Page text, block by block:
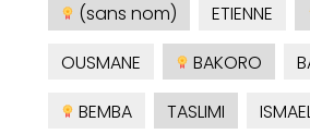
(sans nom)
ETIENNE
OUSMANE
BAKORO
BEMBA
TASLIMI